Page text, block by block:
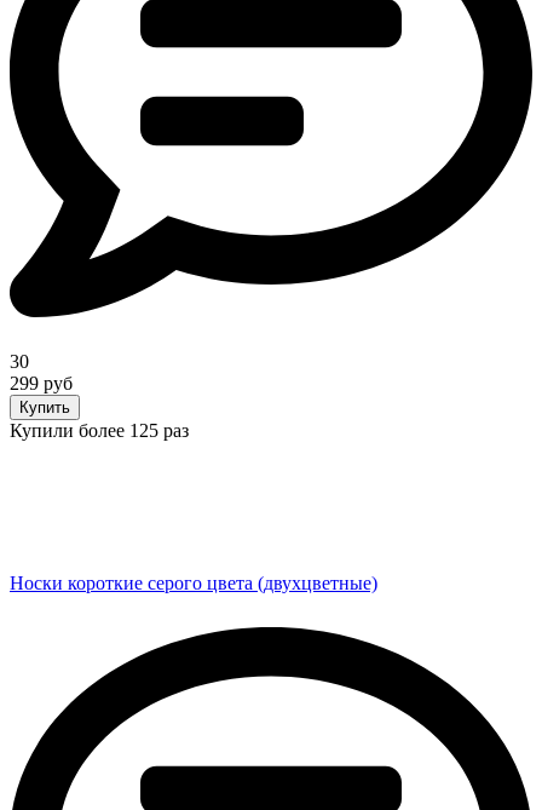
30
299 руб
Купить
Купили более 125 раз
Носки короткие серого цвета (двухцветные)